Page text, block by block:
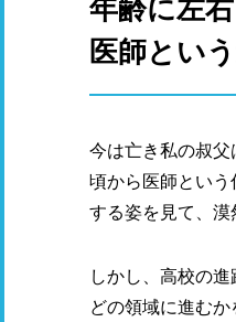
年齢に左
医師とい
今は亡き私の叔
頃から医師とい
する姿を見て、
しかし、高校の
どの領域に進む